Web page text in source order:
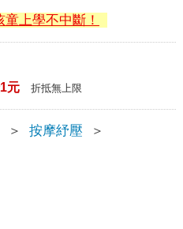
上學不中斷！
元 折抵無上限
＞ 按摩紓壓
＞